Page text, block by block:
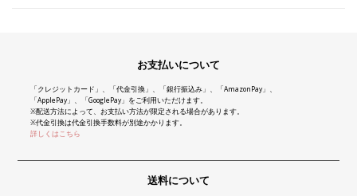
お支払いについて
「クレジットカード」、「代金引換」、「銀行振込み」、「AmazonPay」、
「ApplePay」、「GooglePay」をご利用いただけます。
※配送方法によって、お支払い方法が限定される場合があります。
※代金引換は代金引換手数料が別途かかります。
詳しくはこちら
送料について